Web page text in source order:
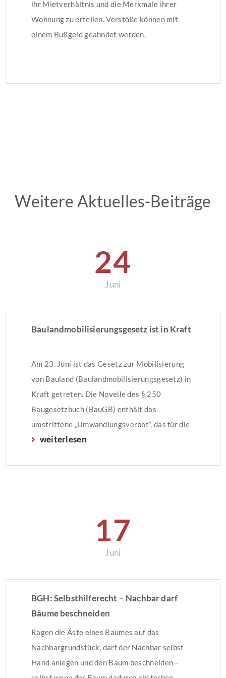
ihr Mietverhältnis und die Merkmale ihrer
Wohnung zu erteilen. Verstöße können mit
einem Bußgeld geahndet werden.
Weitere Aktuelles-Beiträge
24
Juni
Baulandmobilisierungsgesetz ist in Kraft
Am 23. Juni ist das Gesetz zur Mobilisierung
von Bauland (Baulandmobilisierungsgesetz) in
Kraft getreten. Die Novelle des § 250
Baugesetzbuch (BauGB) enthält das
umstrittene „Umwandlungsverbot“, das für die
Umwandlung von Miet- in
Umwandlung von Miet- in
weiterlesen
17
Juni
BGH: Selbsthilferecht – Nachbar darf
Bäume beschneiden
Ragen die Äste eines Baumes auf das
Nachbargrundstück, darf der Nachbar selbst
Hand anlegen und den Baum beschneiden –